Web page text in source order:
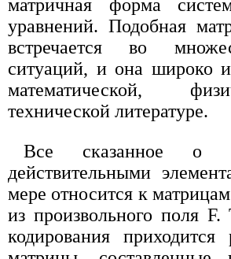
матричная форма
уравнений. Подобная
встречается во
ситуаций, и она широко
математической,
технической литературе.
Все сказанное о
действительными
мере относится к
из произвольного поля
кодирования приходится